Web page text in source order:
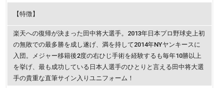
【特徴】
楽天への復帰が決まった田中将大選手。2013年日本プロ野球史上初
の無敗での最多勝を成し遂げ、満を持して2014年NYヤンキースに
入団。メジャー移籍後2度の右ひじ手術を経験するも毎年10勝以上
を挙げ、最も成功している日本人選手のひとりと言える田中将大選
手の貴重な直筆サイン入りユニフォーム！